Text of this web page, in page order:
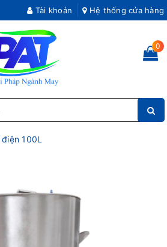
Tài khoản Hệ thống cửa hàng
0
100L